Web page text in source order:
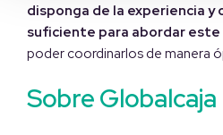
disponga de la experiencia y
suficiente para abordar
poder coordinarlos de manera
Sobre Globalcaja